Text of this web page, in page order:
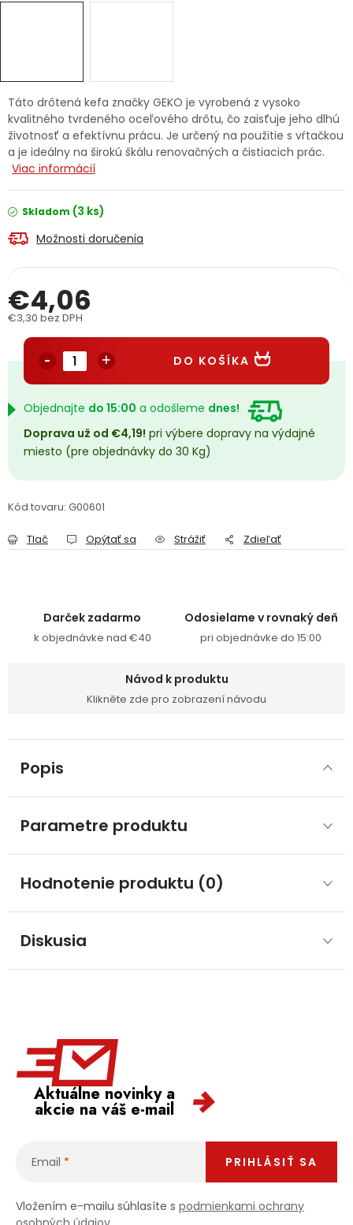
Doprava a platba Váš zákaznícky účet
Kontakty
Reklamačný formulár
Obchodné podmienky Reklamačný poriadok
Podmienky ochrany osobných údajov
Přihlášení Registrace +
Táto drôtená kefa značky GEKO je vyrobená z vysoko
kvalitného tvrdeného oceľového drôtu, čo zaisťuje jeho dlhú
životnosť a efektívnu prácu. Je určený na použitie s vŕtačkou
a je ideálny na širokú škálu renovačných a čistiacich prác.
Viac informácií
Skladom (3 ks)
Možnosti doručenia
€4,06
€3,30 bez DPH
DO KOŠÍKA
Objednajte do 15:00 a odošleme dnes!
Doprava už od €4,19! pri výbere dopravy na výdajné
miesto (pre objednávky do 30 Kg)
Kód tovaru: G00601
Tlač Opýtať sa Strážiť Zdieľať
Darček zadarmo
k objednávke nad €40
Odosielame v rovnaký deň
pri objednávke do 15:00
Návod k produktu
Klikněte zde pro zobrazení návodu
Popis
Parametre produktu
Hodnotenie produktu (0)
Diskusia
Aktuálne novinky a
akcie na váš e-mail
Email
Vložením e-mailu súhlasíte s podmienkami ochrany
PRIHLÁSIŤ SA